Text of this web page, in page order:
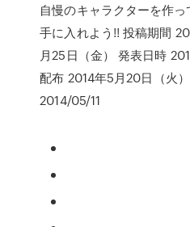
自慢のキャラクターを作
手に入れよう!! 投稿期間
月25日（金） 発表日時
配布 2014年5月20日（火
2014/05/11